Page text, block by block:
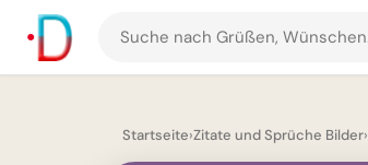
Suche
nach
und
Startseite›Zitate und Sprüche Bilder›